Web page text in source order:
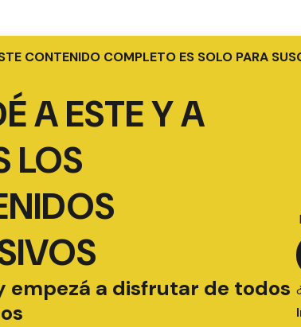
CONTENIDO COMPLETO ES SOLO PARA
A ESTE Y A
LOS
empezá a disfrutar de todos